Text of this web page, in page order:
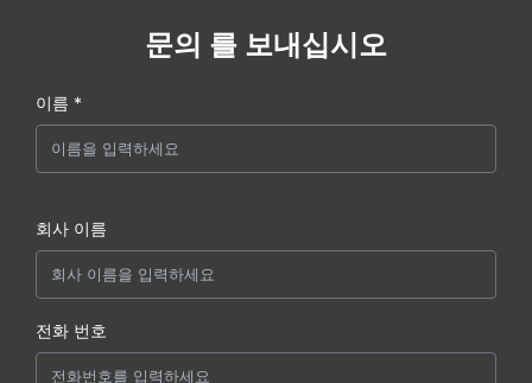
문의 를 보내십시오
이름 *
회사 이름
전화 번호